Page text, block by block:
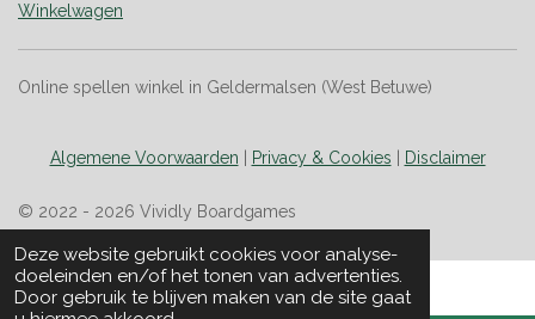
Deze website gebruikt cookies voor analyse-
doeleinden en/of het tonen van advertenties.
Door gebruik te blijven maken van de site gaat
Winkelwagen
Online spellen winkel in Geldermalsen (West Betuwe)
Algemene Voorwaarden Privacy & Cookies Disclaimer
© 2022 - 2026 Vividly Boardgames